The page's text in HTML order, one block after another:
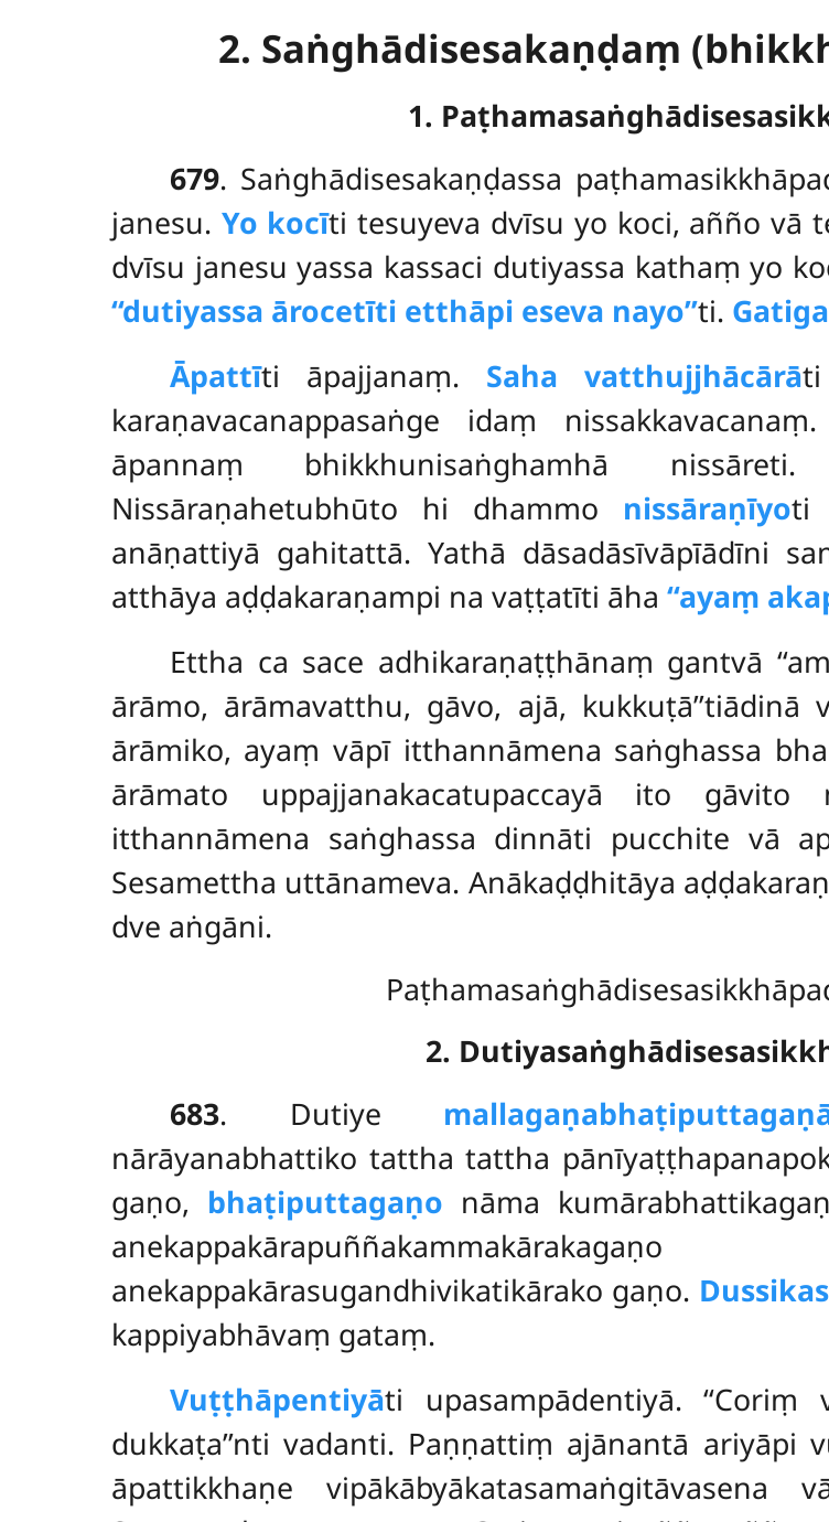
2. Saṅghādisesakaṇḍaṃ
1.
679. Saṅghādisesakaṇḍassa
janesu. Yo kocīti tesuyeva dvīsu yo koci, añño vā
dvīsu janesu yassa kassaci dutiyassa kathaṃ yo
‘‘dutiyassa ārocetīti etthāpi eseva nayo’’ti.
Āpattīti āpajjanaṃ. Saha vatthujjhācārāti
karaṇavacanappasaṅge idaṃ nissakkavacanaṃ.
āpannaṃ bhikkhunisaṅghamhā
Nissāraṇahetubhūto hi dhammo nissāraṇīyoti
anāṇattiyā gahitattā. Yathā dāsadāsīvāpīādīni
atthāya aḍḍakaraṇampi na vaṭṭatīti āha ‘‘ayaṃ
Ettha ca sace adhikaraṇaṭṭhānaṃ gantvā
ārāmo, ārāmavatthu, gāvo, ajā, kukkuṭā’’tiādinā
ārāmiko, ayaṃ vāpī itthannāmena saṅghassa
ārāmato uppajjanakacatupaccayā ito gāvito
itthannāmena saṅghassa dinnāti pucchite vā
Sesamettha uttānameva. Anākaḍḍhitāya
dve aṅgāni.
2.
683. Dutiye
nārāyanabhattiko tattha tattha
gaṇo, bhaṭiputtagaṇo nāma
anekappakārasugandhivikatikārako gaṇo.
kappiyabhāvaṃ gataṃ.
Vuṭṭhāpentiyāti upasampādentiyā.
dukkaṭa’’nti vadanti. Paṇṇattiṃ ajānantā ariyāpi
āpattikkhaṇe vipākābyākatasamaṅgitāvasena